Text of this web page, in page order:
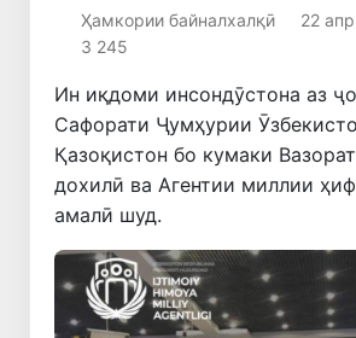
Ҳамкории байналхалқӣ
22
3 245
Ин иқдоми инсондӯстона аз
Сафорати Ҷумҳурии
Қазоқистон бо кумаки
дохилӣ ва Агентии миллии
амалӣ шуд.